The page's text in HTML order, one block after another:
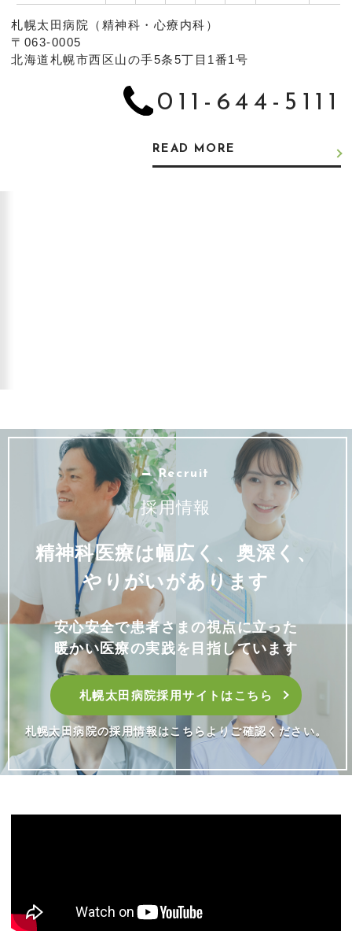
札幌太田病院（精神科・心療内科）
〒063-0005
北海道札幌市西区山の手5条5丁目1番1号
011-644-5111
READ MORE
Recruit
採用情報
精神科医療は幅広く、奥深く、
やりがいがあります
安心安全で患者さまの視点に立った
暖かい医療の実践を目指しています
札幌太田病院採用サイトはこちら
札幌太田病院の採用情報はこちらよりご確認ください。